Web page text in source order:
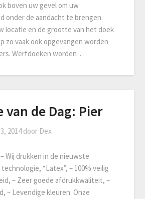
boven uw gevel om uw
onder de aandacht te brengen.
locatie en de grootte van het doek
zo vaak ook opgevangen worden
Werfdoeken worden…
de Dag: Pier
2014door Dex
Wij drukken in de nieuwste
“Latex”, – 100% veilig
– Zeer goede afdrukkwaliteit, –
– Levendige kleuren. Onze